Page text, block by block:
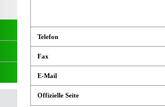
Telefon
Fax
E-Mail
Offizielle Seite